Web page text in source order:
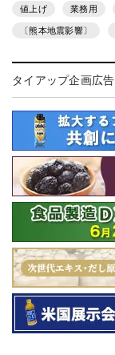
値上げ 業務用
〔熊本地震影響〕
タイアップ企画広告